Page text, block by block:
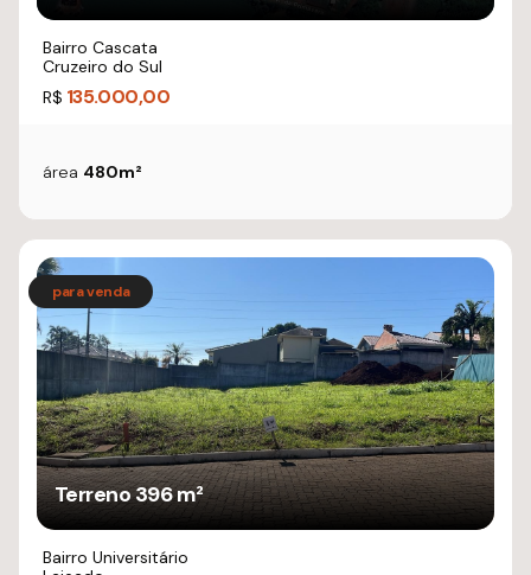
Bairro Cascata
Cruzeiro do Sul
R$ 135.000,00
área 480m²
Terreno 396 m²
Bairro Universitário